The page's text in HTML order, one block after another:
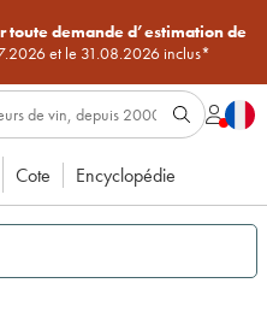
toute demande d’estimation de
et le 31.08.2026 inclus*
Cote Encyclopédie